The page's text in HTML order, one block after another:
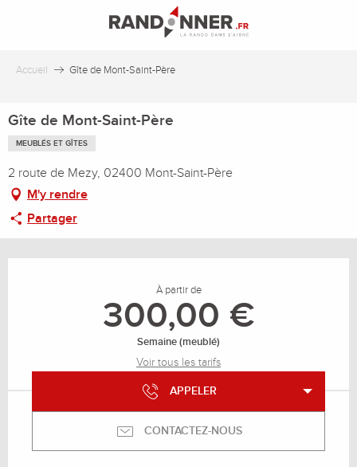
principal
Accueil Gîte de Mont-Saint-Père
Gîte de Mont-Saint-Père
MEUBLÉS ET GÎTES
2 route de Mezy, 02400 Mont-Saint-Père
M'y rendre
Partager
À partir de
300,00 €
Semaine (meublé)
Voir tous les tarifs
APPELER
CONTACTEZ-NOUS